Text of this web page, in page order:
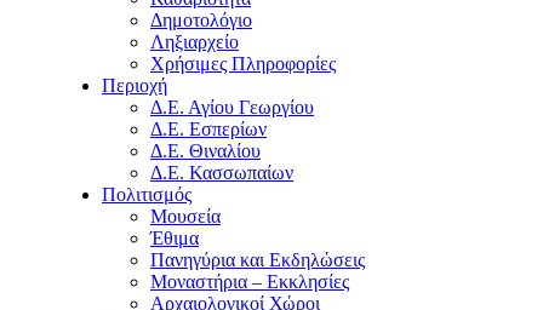
Δημοτολόγιο
Ληξιαρχείο
Χρήσιμες Πληροφορίες
Περιοχή
Δ.Ε. Αγίου Γεωργίου
Δ.Ε. Εσπερίων
Δ.Ε. Θιναλίου
Δ.Ε. Κασσωπαίων
Πολιτισμός
Μουσεία
Έθιμα
Πανηγύρια και Εκδηλώσεις
Μοναστήρια – Εκκλησίες
Αρχαιολογικοί Χώροι